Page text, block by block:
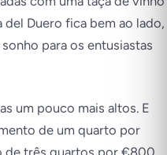
Duero fica bem ao lado,
para os entusiastas
um pouco mais altos. E
de um quarto por
de três quartos por €800.